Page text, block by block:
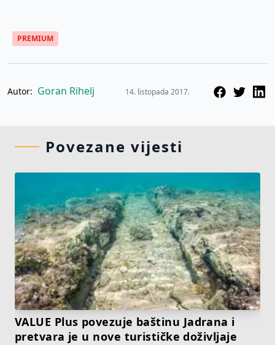
PREMIUM
Autor: Goran Rihelj 14. listopada 2017.
Povezane vijesti
VALUE Plus povezuje baštinu Jadrana i
pretvara je u nove turističke doživljaje